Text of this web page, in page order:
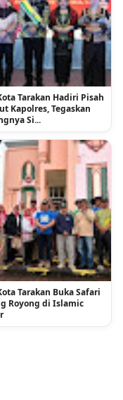
Tarakan Hadiri Pisah
Kapolres, Tegaskan
Si...
Tarakan Buka Safari
Royong di Islamic